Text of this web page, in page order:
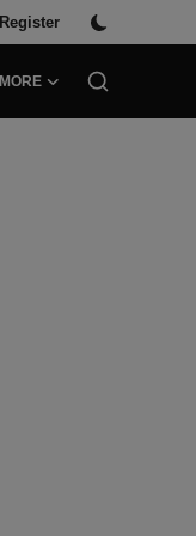
Register
MORE